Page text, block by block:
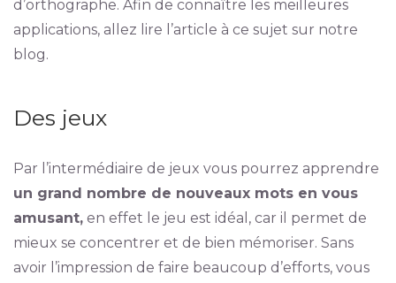
d’orthographe. Afin de connaître les meilleures
applications, allez lire l’article à ce sujet sur notre
blog.
Des jeux
Par l’intermédiaire de jeux vous pourrez apprendre
un grand nombre de nouveaux mots en vous
amusant,en effet le jeu est idéal, car il permet de
mieux se concentrer et de bien mémoriser. Sans
avoir l’impression de faire beaucoup d’efforts, vous